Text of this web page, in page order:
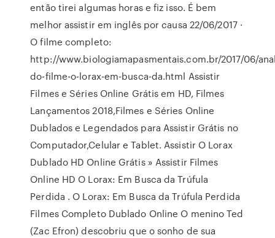
então tirei algumas horas e fiz isso. É bem
melhor assistir em inglês por causa 22/06/2017 ·
O filme completo:
http://www.biologiamapasmentais.com.br/2017/06/
do-filme-o-lorax-em-busca-da.html Assistir
Filmes e Séries Online Grátis em HD, Filmes
Lançamentos 2018,Filmes e Séries Online
Dublados e Legendados para Assistir Grátis no
Computador,Celular e Tablet. Assistir O Lorax
Dublado HD Online Grátis » Assistir Filmes
Online HD O Lorax: Em Busca da Trúfula
Perdida . O Lorax: Em Busca da Trúfula Perdida
Filmes Completo Dublado Online O menino Ted
(Zac Efron) descobriu que o sonho de sua